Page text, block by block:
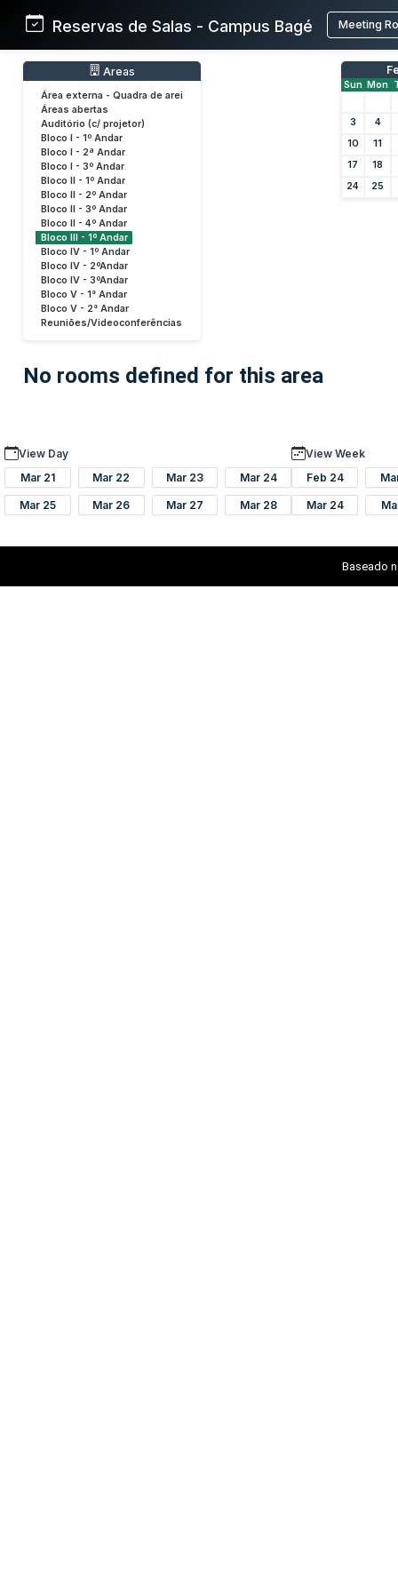
Reservas de Salas - Campus Bagé Meeting
Areas
Área externa - Quadra de arei
Áreas abertas
Auditório (c/ projetor)
Bloco I - 1º Andar
Bloco I - 2ª Andar
Bloco I - 3º Andar
Bloco II - 1º Andar
Bloco II - 2º Andar
Bloco II - 3º Andar
Bloco II - 4º Andar
Bloco III - 1º Andar
Bloco IV - 1º Andar
Bloco IV - 2ºAndar
Bloco IV - 3ºAndar
Bloco V - 1° Andar
Bloco V - 2° Andar
Reuniões/Videoconferências
Sun Mon
3
4
10
11
17
18
24
25
No rooms defined for this area
View Day
Mar 21
Mar 22 Mar 23 Mar 24
Mar 25 Mar 26 Mar 27 Mar 28
View Week
Feb 24
Mar 24
Baseado